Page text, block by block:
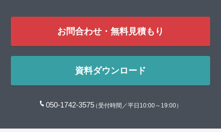
お問合わせ・無料見積もり
資料ダウンロード
050-1742-3575（受付時間／平日10:00～19:00）